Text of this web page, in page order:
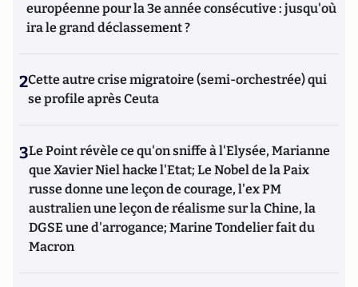
européenne pour la 3e année consécutive : jusqu'où
ira le grand déclassement ?
2Cette autre crise migratoire (semi-orchestrée) qui
se profile après Ceuta
3Le Point révèle ce qu'on sniffe à l'Elysée, Marianne
que Xavier Niel hacke l'Etat; Le Nobel de la Paix
russe donne une leçon de courage, l'ex PM
australien une leçon de réalisme sur la Chine, la
DGSE une d'arrogance; Marine Tondelier fait du
Macron